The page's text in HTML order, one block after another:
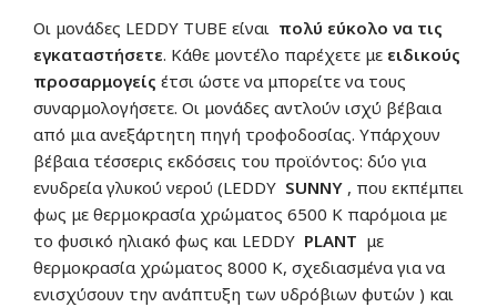
Οι μονάδες LEDDY TUBE είναι πολύ εύκολο να τις
εγκαταστήσετε. Κάθε μοντέλο παρέχετε με ειδικούς
προσαρμογείς έτσι ώστε να μπορείτε να τους
συναρμολογήσετε. Οι μονάδες αντλούν ισχύ βέβαια
από μια ανεξάρτητη πηγή τροφοδοσίας. Υπάρχουν
βέβαια τέσσερις εκδόσεις του προϊόντος: δύο για
ενυδρεία γλυκού νερού (LEDDY SUNNY , που εκπέμπει
φως με θερμοκρασία χρώματος 6500 K παρόμοια με
το φυσικό ηλιακό φως και LEDDY PLANT με
θερμοκρασία χρώματος 8000 K, σχεδιασμένα για να
ενισχύσουν την ανάπτυξη των υδρόβιων φυτών ) και